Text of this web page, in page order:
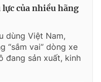
lực của nhiều hãng
dùng Việt Nam,
“sắm vai” dòng xe
đang sản xuất, kinh